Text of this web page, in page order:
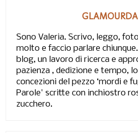
Sono Valeria. Scrivo, leggo,
molto e faccio parlare
blog, un lavoro di ricerca e
pazienza , dedizione e tempo,
concezioni del pezzo ‘mordi e
Parole' scritte con inchiostro
zucchero.